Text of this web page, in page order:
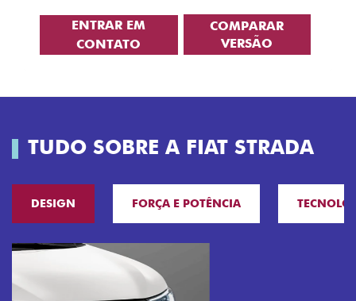
ENTRAR EM
CONTATO
COMPARAR
VERSÃO
TUDO SOBRE A FIAT STRADA
DESIGN FORÇA E POTÊNCIA